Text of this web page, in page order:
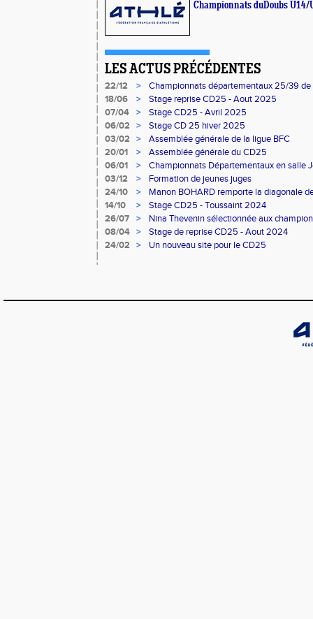
Championnats duDoubs U14/
LES ACTUS PRÉCÉDENTES
22/12 >
Championnats départementaux 25/39
18/06
>
Stage reprise CD25 - Aout 2025
07/04
>
Stage CD25 - Avril 2025
06/02
>
Stage CD 25 hiver 2025
03/02
>
Assemblée générale de la ligue BFC
20/01
>
Assemblée générale du CD25
06/01
>
Championnats Départementaux en salle
03/12
>
Formation de jeunes juges
24/10
>
Manon BOHARD remporte la diagonale
14/10
>
Stage CD25 - Toussaint 2024
26/07
>
Nina Thevenin sélectionnée aux
08/04 >
Stage de reprise CD25 - Aout 2024
24/02
> Un nouveau site pour le CD25